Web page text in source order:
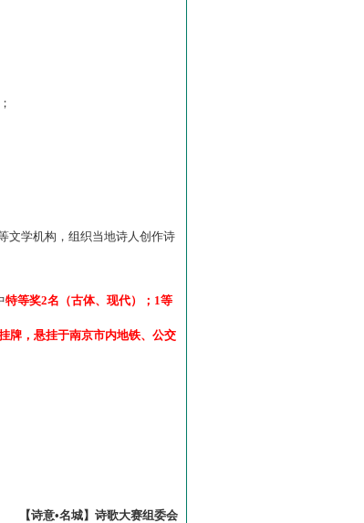
文学机构，组织当地诗人创作诗
特等奖2名（古体、现代）；1等
牌，悬挂于南京市内地铁、公交
【诗意•名城】诗歌大赛组委会